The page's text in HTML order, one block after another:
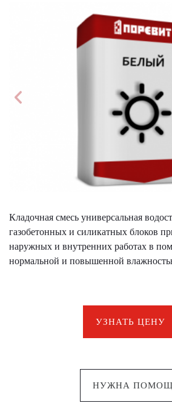
Кладочная смесь универсальная
газобетонных и силикатных блоков
наружных и внутренних работах в
нормальной и повышенной
УЗНАТЬ ЦЕНУ
НУЖНА